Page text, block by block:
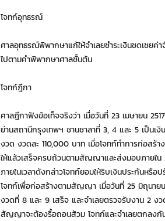
โจทก์อุทธรณ์
ศาลอุทธรณ์พิพากษาแก้ให้จำเลยชำระเงินชดเชย
ไปตามคำพิพากษาศาลชั้นต้น
โจทก์ฎีกา
ศาลฎีกาฟังข้อเท็จจริงว่า เมื่อวันที่ 23 เมษายน
ย่านสถานีกรุงเทพฯ ชานชาลาที่ 3, 4 และ 5 เป็นเงิ
งวด งวดละ 110,000 บาท เมื่อโจทก์ทำการก่อสร้า
ให้แล้วเสร็จครบถ้วนตามสัญญาและส่งมอบภายใน
ภายในเวลาดังกล่าวโจทก์ยอมให้ริบเงินประกันหรื
โจทก์เพื่อก่อสร้างตามสัญญา เมื่อวันที่ 25 มิถุนายน
งวดที่ 8 และ 9 เสร็จ และจำเลยตรวจรับงาน 2 ง
สัญญาจะต้องรื้อถอนส้วม โจทก์และจำเลยตกลงกั